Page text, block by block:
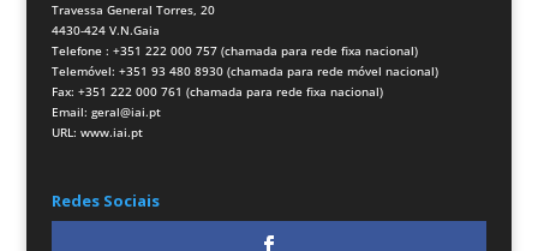
Travessa General Torres, 20
4430-424 V.N.Gaia
Telefone : +351 222 000 757 (chamada para rede fixa nacional)
Telemóvel: +351 93 480 8930 (chamada para rede móvel nacional)
Fax: +351 222 000 761 (chamada para rede fixa nacional)
Email: geral@iai.pt
URL: www.iai.pt
Redes Sociais